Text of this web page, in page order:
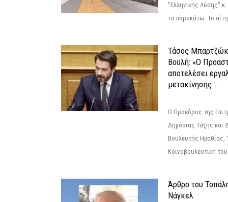
"Ελληνικής Λύσης"
τα παρακάτω: Το
Τάσος
Βουλή: «Ο
αποτελέσει
μετακίνησης...
Ο Πρόεδρος της
Δημόσιας Τάξης και
Βουλευτής
Κοινοβουλευτική
Άρθρο του
Νάγκελ